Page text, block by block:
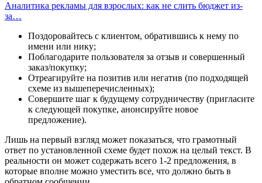
Аналитика рекламы для взрослых: как не слить бюджет из-
за…
Поздоровайтесь с клиентом, обратившись к нему по
имени или нику;
Поблагодарите пользователя за отзыв и совершенный
заказ/покупку;
Отреагируйте на позитив или негатив (по подходящей
схеме из вышеперечисленных);
Совершите шаг к будущему сотрудничеству (пригласите
к следующей покупке, анонсируйте новое
предложение).
Лишь на первый взгляд может показаться, что грамотный
ответ по установленной схеме будет похож на целый текст. В
реальности он может содержать всего 1-2 предложения, в
которые вполне можно уместить все, что должно быть в